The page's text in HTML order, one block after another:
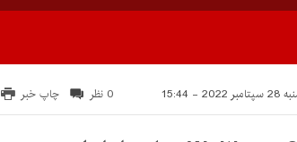
15:44 چاپ خبر 0 نظر